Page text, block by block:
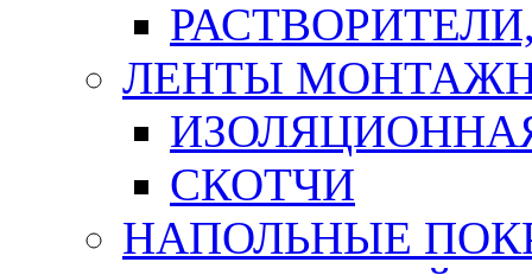
ЛЕНТЫ
СКОТЧИ
НАПОЛЬНЫЕ